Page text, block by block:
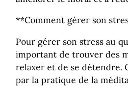
**Comment gérer son
Pour gérer son stress au
important de trouver des
relaxer et de se détendre.
par la pratique de la